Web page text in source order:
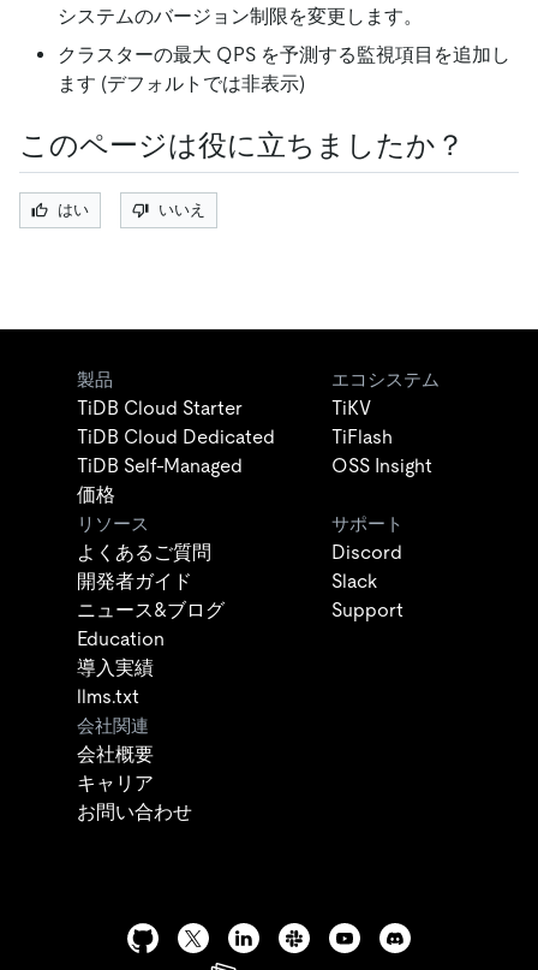
システムのバージョン制限を変更します。
クラスターの最大 QPS を予測する監視項目を追加し
ます (デフォルトでは非表示)
このページは役に立ちましたか？
はい いいえ
製品
TiDB Cloud Starter
TiDB Cloud Dedicated
TiDB Self-Managed
価格
エコシステム
TiKV
TiFlash
OSS Insight
リソース
よくあるご質問
開発者ガイド
ニュース&ブログ
Education
導入実績
llms.txt
サポート
Discord
Slack
Support
会社関連
会社概要
キャリア
お問い合わせ